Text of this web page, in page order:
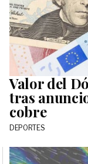
Valor del
tras
cobre
DEPORTES